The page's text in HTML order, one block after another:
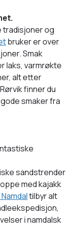
tradisjoner og
bruker er over
Smak
laks, varmrøkte
alt etter
finner du
smaker fra
sandstrender
med kajakk
tilbyr alt
i namdalsk